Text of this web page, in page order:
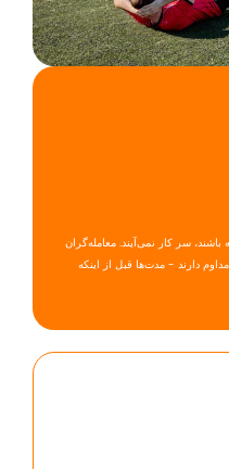
سر کار نمی‌آیند. معامله‌گران
دارند - مدت‌ها قبل از اینکه